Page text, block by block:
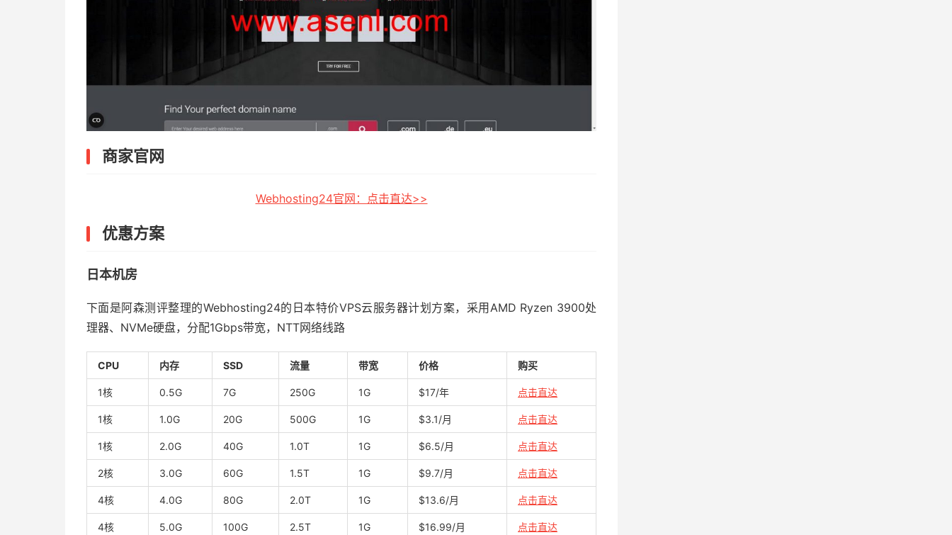
商家官网
Webhosting24官网：点击直达>>
优惠方案
日本机房
下面是阿森测评整理的Webhosting24的日本特价VPS云服务器计划方案，采用AMD Ryzen 3900处
理器、NVMe硬盘，分配1Gbps带宽，NTT网络线路
CPU 内存 SSD 流量 带宽 价格 购买
1核 0.5G 7G 250G 1G $17/年 点击直达
1核 1.0G 20G 500G 1G $3.1/月 点击直达
1核 2.0G 40G 1.0T 1G $6.5/月 点击直达
2核 3.0G 60G 1.5T 1G $9.7/月 点击直达
4核 4.0G 80G 2.0T 1G $13.6/月 点击直达
4核 5.0G 100G 2.5T 1G $16.99/月 点击直达